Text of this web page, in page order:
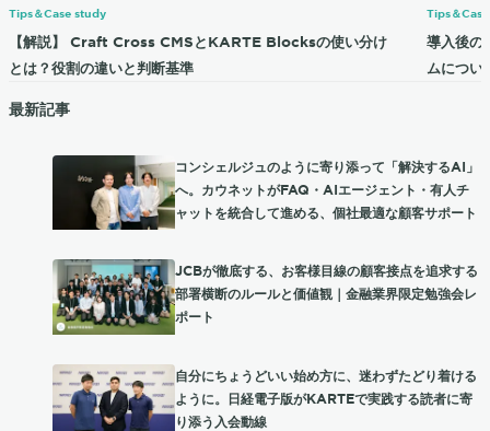
Tips＆Case study
【解説】 Craft Cross CMSとKARTE Blocksの使い分け
とは？役割の違いと判断基準
Tips＆
導入後の
ムについ
最新記事
コンシェルジュのように寄り添って「解決するAI」
へ。カウネットがFAQ・AIエージェント・有人チ
ャットを統合して進める、個社最適な顧客サポート
JCBが徹底する、お客様目線の顧客接点を追求する
部署横断のルールと価値観｜金融業界限定勉強会レ
ポート
自分にちょうどいい始め方に、迷わずたどり着ける
ように。日経電子版がKARTEで実践する読者に寄
り添う入会動線